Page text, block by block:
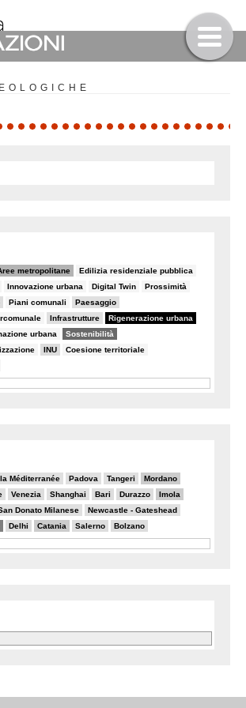
metropolitane Edilizia residenziale pubblica
Innovazione urbana Digital Twin Prossimità
Piani comunali Paesaggio
Infrastrutture Rigenerazione urbana
urbana Sostenibilità
INU Coesione territoriale
Méditerranée Padova Tangeri Mordano
Venezia Shanghai Bari Durazzo Imola
Donato Milanese Newcastle - Gateshead
Delhi Catania Salerno Bolzano